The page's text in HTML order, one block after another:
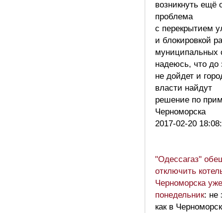
возникнуть ещё
проблема
с перекрытием
и блокировкой
муниципальных
надеюсь, что до
не дойдет и
власти найдут
решение по
Черноморска
2017-02-20
"Одессагаз"
отключить
Черноморска
понедельник: не
как в